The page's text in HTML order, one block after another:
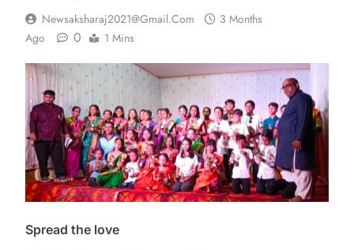
Newsaksharaj2021@gmail.com
3 Months
Ago
0 1 Mins
Spread the love